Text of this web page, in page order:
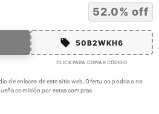
52.0% off
50B2WKH6
CLICK PARA COPIAR CÓDIGO
de enlaces de este sitio web, Ofertu.co podría o no
comisión por estas compras.